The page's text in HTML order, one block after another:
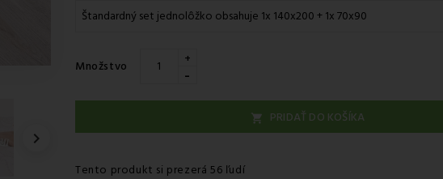

Množstvo +
-
 PRIDAŤ DO KOŠÍKA
Tento produkt si prezerá 56 ľudí